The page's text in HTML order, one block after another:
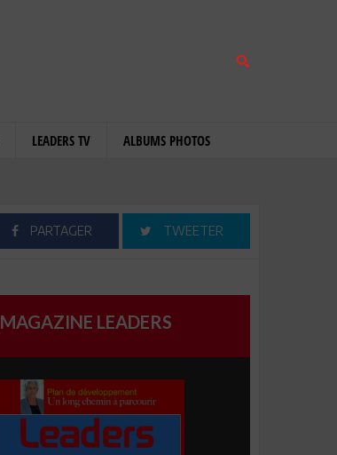
LEADERS TV ALBUMS PHOTOS
PARTAGER TWEETER
MAGAZINE LEADERS